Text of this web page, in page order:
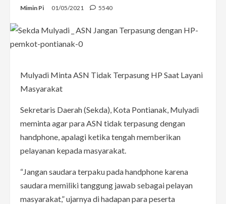
Mimin Pi 01/05/2021 5540
Mulyadi Minta ASN Tidak Terpasung HP Saat Layani
Masyarakat
Sekretaris Daerah (Sekda), Kota Pontianak, Mulyadi
meminta agar para ASN tidak terpasung dengan
handphone, apalagi ketika tengah memberikan
pelayanan kepada masyarakat.
“Jangan saudara terpaku pada handphone karena
saudara memiliki tanggung jawab sebagai pelayan
masyarakat,” ujarnya di hadapan para peserta